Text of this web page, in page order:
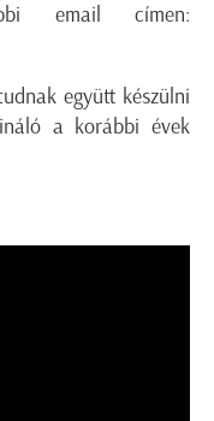
email címen:
együtt készülni
a korábbi évek